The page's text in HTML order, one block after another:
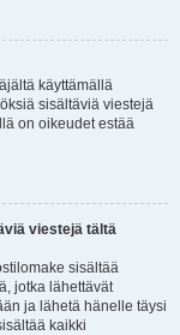
käyttämällä
sisältäviä viestejä
on oikeudet estää
viestejä tältä
sisältää
jotka lähettävät
ja lähetä hänelle täysi
kaikki